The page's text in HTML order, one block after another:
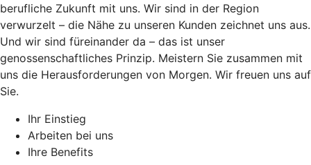
berufliche Zukunft mit uns. Wir sind in der Region
verwurzelt – die Nähe zu unseren Kunden zeichnet uns aus.
Und wir sind füreinander da – das ist unser
genossenschaftliches Prinzip. Meistern Sie zusammen mit
uns die Herausforderungen von Morgen. Wir freuen uns auf
Sie.
Ihr Einstieg
Arbeiten bei uns
Ihre Benefits